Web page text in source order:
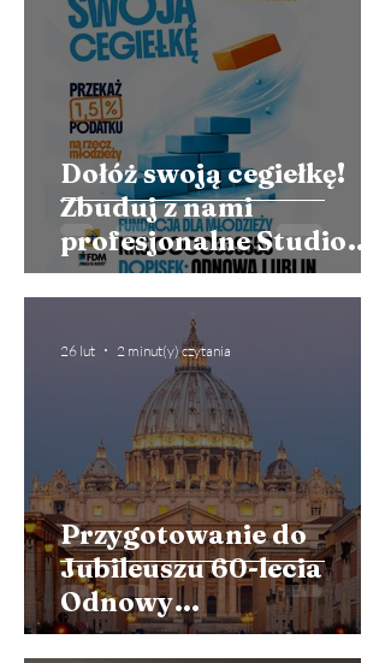
Dołóż swoją cegiełkę!
Zbuduj z nami
profesjonalne Studio
Ewangelizacyjne dla
młodzieży
Przygotowanie do
Jubileuszu 60-lecia
Odnowy
charyzmatycznej
26 lut 2 minut(y) czytania